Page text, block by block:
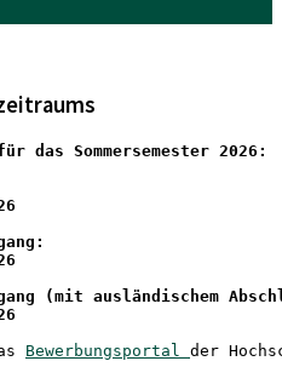
das Sommersemester 2026:
(mit ausländischem
Bewerbungsportal der